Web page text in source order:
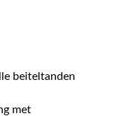
beiteltanden
met